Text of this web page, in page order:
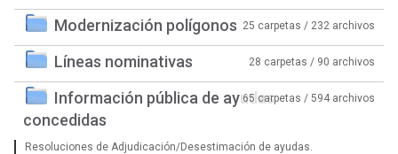
Modernización polígonos 25 carpetas / 232 archivos
Líneas nominativas 28 carpetas / 90 archivos
Información pública de ayudas
concedidas
65 carpetas / 594 archivos
Resoluciones de Adjudicación/Desestimación de ayudas.